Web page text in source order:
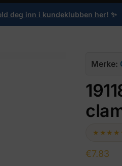
deg inn i kundeklubben her! ✨
Merke:
€7.83